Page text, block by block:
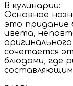
В кулинарии:
Основное
это придание
цвета,
сочетается
блюдами, где